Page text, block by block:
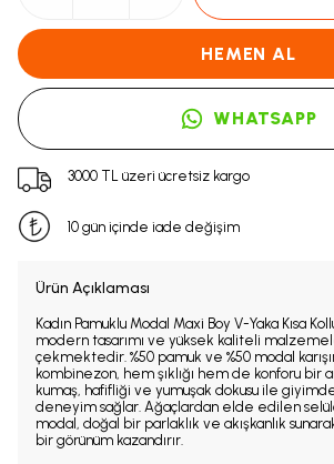
HEMEN AL
WHATSAPP
3000 TL üzeri ücretsiz kargo
10 gün içinde iade değişim
Ürün Açıklaması
Kadın Pamuklu Modal Maxi Boy V-Yaka Kısa
modern tasarımı ve yüksek kaliteli
çekmektedir. %50 pamuk ve %50 modal
kombinezon, hem şıklığı hem de konforu bir
kumaş, hafifliği ve yumuşak dokusu ile
deneyim sağlar. Ağaçlardan elde edilen
modal, doğal bir parlaklık ve akışkanlık
bir görünüm kazandırır.